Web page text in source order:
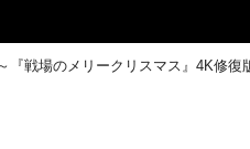
戦場のメリークリスマス』4K修復